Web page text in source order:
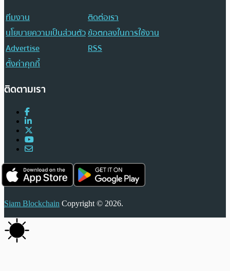
ทีมงาน
ติดต่อเรา
นโยบายความเป็นส่วนตัวข้อตกลงในการใช้งาน
Advertise
RSS
ตั้งค่าคุกกี้
ติดตามเรา
Siam Blockchain Copyright © 2026.